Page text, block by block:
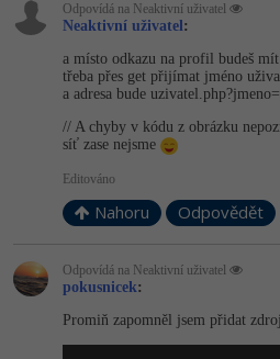
Marketing -30%
WordPress
SEO
UX
Business
Kryptoměny -25%
Copywriting -30%
Adobe Illustrator -80%
Adobe Lightroom -30%
Adobe XD -15%
Adobe InDesign
Adobe After Effects
Blender -80%
Inkscape
Kariéra
Pro firmy
Odpovídá na Neaktivní uživatel
Neaktivní uživatel:
a místo odkazu na profil budeš
třeba přes get přijímat jméno
a adresa bude
// A chyby v kódu z obrázku
síť zase nejsme
Editováno
Nahoru Odpovědět
Odpovídá na Neaktivní uživatel
pokusnicek:
Promiň zapomněl jsem přidat